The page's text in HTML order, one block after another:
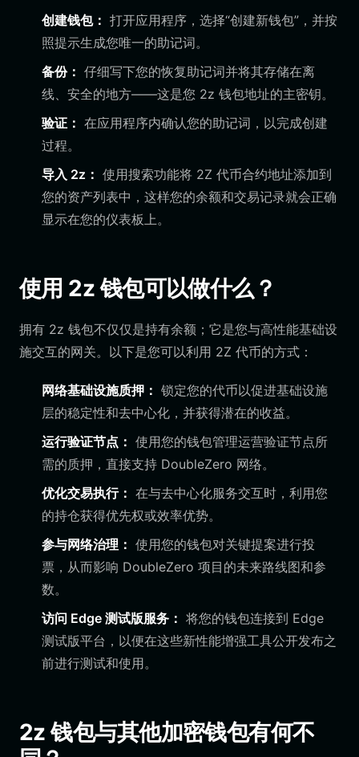
创建钱包： 打开应用程序，选择“创建新钱包”，并按
照提示生成您唯一的助记词。
备份： 仔细写下您的恢复助记词并将其存储在离
线、安全的地方——这是您 2z 钱包地址的主密钥。
验证： 在应用程序内确认您的助记词，以完成创建
过程。
导入 2z： 使用搜索功能将 2Z 代币合约地址添加到
您的资产列表中，这样您的余额和交易记录就会正确
显示在您的仪表板上。
使用 2z 钱包可以做什么？
拥有 2z 钱包不仅仅是持有余额；它是您与高性能基础设
施交互的网关。以下是您可以利用 2Z 代币的方式：
网络基础设施质押： 锁定您的代币以促进基础设施
层的稳定性和去中心化，并获得潜在的收益。
运行验证节点： 使用您的钱包管理运营验证节点所
需的质押，直接支持 DoubleZero 网络。
优化交易执行： 在与去中心化服务交互时，利用您
的持仓获得优先权或效率优势。
参与网络治理： 使用您的钱包对关键提案进行投
票，从而影响 DoubleZero 项目的未来路线图和参
数。
访问 Edge 测试版服务： 将您的钱包连接到 Edge
测试版平台，以便在这些新性能增强工具公开发布之
前进行测试和使用。
2z 钱包与其他加密钱包有何不